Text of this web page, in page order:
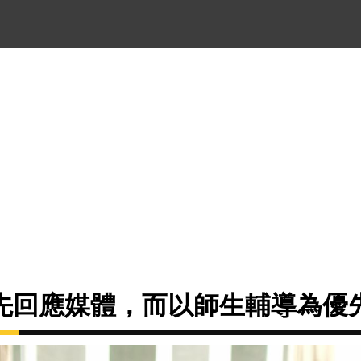
回應媒體，而以師生輔導為優